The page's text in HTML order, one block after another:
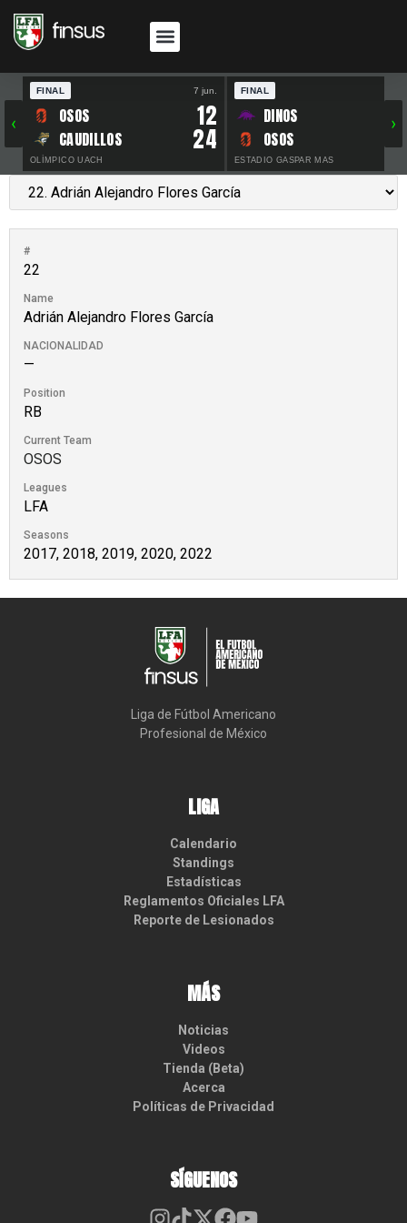
‹
FINAL 7 jun.
OSOS 12
CAUDILLOS 24
OLÍMPICO UACH
FINAL
DINOS
OSOS
ESTADIO GASPAR MAS
›
#
22
Name
Adrián Alejandro Flores García
NACIONALIDAD
—
Position
RB
Current Team
OSOS
Leagues
LFA
Seasons
2017, 2018, 2019, 2020, 2022
Liga de Fútbol Americano
Profesional de México
LIGA
Calendario
Standings
Estadísticas
Reglamentos Oficiales LFA
Reporte de Lesionados
MÁS
Noticias
Videos
Tienda (Beta)
Acerca
Políticas de Privacidad
SÍGUENOS